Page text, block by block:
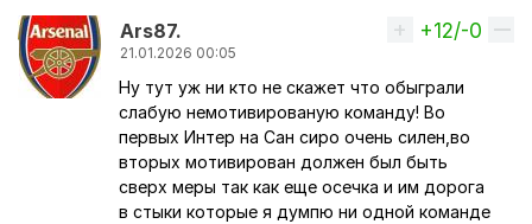
Ars87.
21.01.2026 00:05
Вверх
+12/-0
Ну тут уж ни кто не скажет что обыграли
слабую немотивированую команду! Во
первых Интер на Сан сиро очень силен,во
вторых мотивирован должен был быть
сверх меры так как еще осечка и им дорога
в стыки которые я думпю ни одной команде